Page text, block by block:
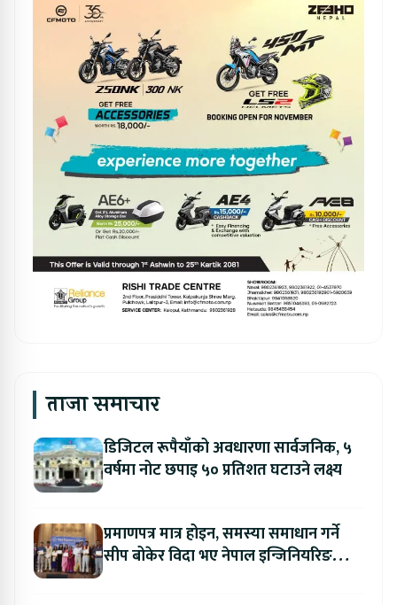
ताजा समाचार
डिजिटल रूपैयाँको अवधारणा सार्वजनिक, ५
वर्षमा नोट छपाइ ५० प्रतिशत घटाउने लक्ष्य
प्रमाणपत्र मात्र होइन, समस्या समाधान गर्ने
सीप बोकेर विदा भए नेपाल इन्जिनियरिङ